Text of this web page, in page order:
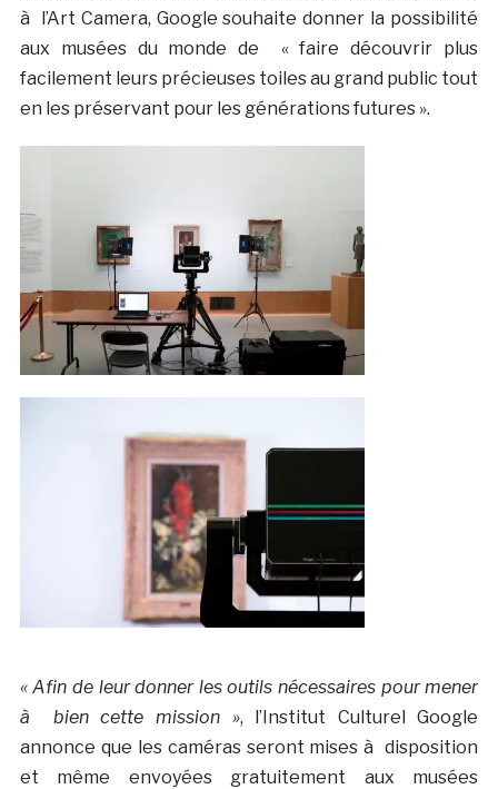
à l’Art Camera, Google souhaite donner la possibilité
aux musées du monde de « faire découvrir plus
facilement leurs précieuses toiles au grand public tout
en les préservant pour les générations futures ».
« Afin de leur donner les outils nécessaires pour mener
à bien cette mission », l’Institut Culturel Google
annonce que les caméras seront mises à disposition
et même envoyées gratuitement aux musées